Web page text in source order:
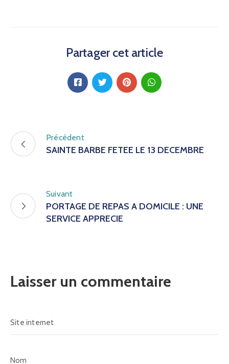
Partager cet article
Précédent
SAINTE BARBE FETEE LE 13 DECEMBRE
Suivant
PORTAGE DE REPAS A DOMICILE : UNE
SERVICE APPRECIE
Laisser un commentaire